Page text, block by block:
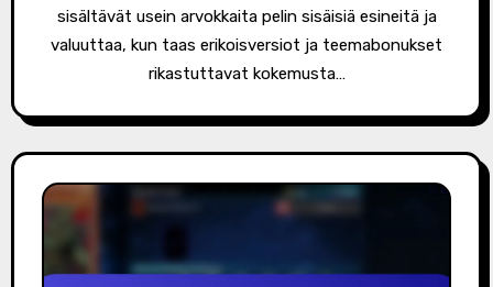
sisältävät usein arvokkaita pelin sisäisiä esineitä ja
valuuttaa, kun taas erikoisversiot ja teemabonukset
rikastuttavat kokemusta…